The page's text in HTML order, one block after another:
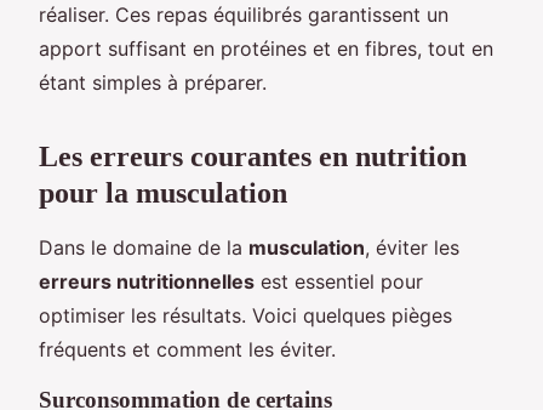
réaliser. Ces repas équilibrés garantissent un
apport suffisant en protéines et en fibres, tout en
étant simples à préparer.
Les erreurs courantes en nutrition
pour la musculation
Dans le domaine de la musculation, éviter les
erreurs nutritionnelles est essentiel pour
optimiser les résultats. Voici quelques pièges
fréquents et comment les éviter.
Surconsommation de certains